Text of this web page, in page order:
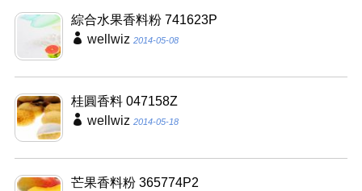
綜合水果香料粉 741623P
wellwiz 2014-05-08
桂圓香料 047158Z
wellwiz 2014-05-18
芒果香料粉 365774P2